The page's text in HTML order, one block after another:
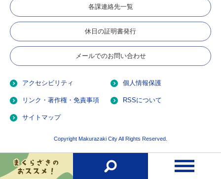
お 検
各課連絡先一覧
休日の証明書発行
メールでのお問い合わせ
アクセシビリティ 個人情報保護
リンク・著作権・免責事項 RSSについて
サイトマップ
Copyright Makurazaki City All Rights Reserved.